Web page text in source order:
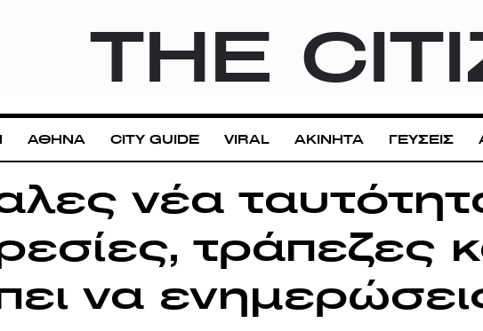
THE
ΑΘΗΝΑ CITY GUIDE VIRAL ΑΚΙΝΗΤΑ ΓΕΥΣΕΙΣ
νέα
τράπεζες
να